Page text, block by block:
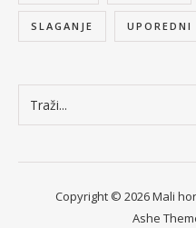
SLAGANJE UPOREDNI
Copyright © 2026 Mali
Ashe